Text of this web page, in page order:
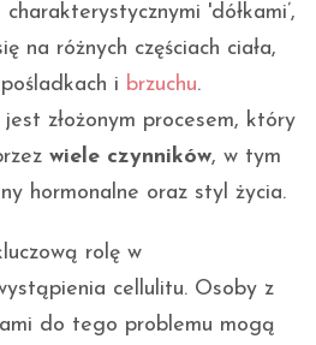
'dółkami’,
na różnych częściach ciała,
i brzuchu.
złożonym procesem, który
wiele czynników, w tym
hormonalne oraz styl życia.
rolę w
cellulitu. Osoby z
do tego problemu mogą